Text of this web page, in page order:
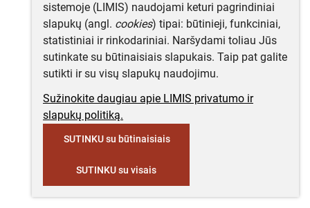
sistemoje (LIMIS) naudojami keturi pagrindiniai
slapukų (angl. cookies) tipai: būtinieji, funkciniai,
statistiniai ir rinkodariniai. Naršydami toliau Jūs
sutinkate su būtinaisiais slapukais. Taip pat galite
sutikti ir su visų slapukų naudojimu.
Sužinokite daugiau apie LIMIS privatumo ir
slapukų politiką.
SUTINKU su būtinaisiais
SUTINKU su visais